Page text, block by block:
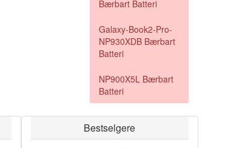
Bærbart Batteri
Galaxy-Book2-Pro-
NP930XDB Bærbart
Batteri
NP900X5L Bærbart
Batteri
Bestselgere